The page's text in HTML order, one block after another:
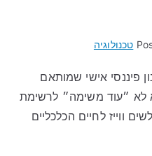
טכנולוגיה
פיננסי אישי שמותאם
לא ״עוד משימה״ לרשימת
ווייז לחיים הכלכליים